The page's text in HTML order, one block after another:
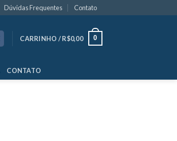
Dúvidas Frequentes Contato
CARRINHO /R$0,00 0
CONTATO